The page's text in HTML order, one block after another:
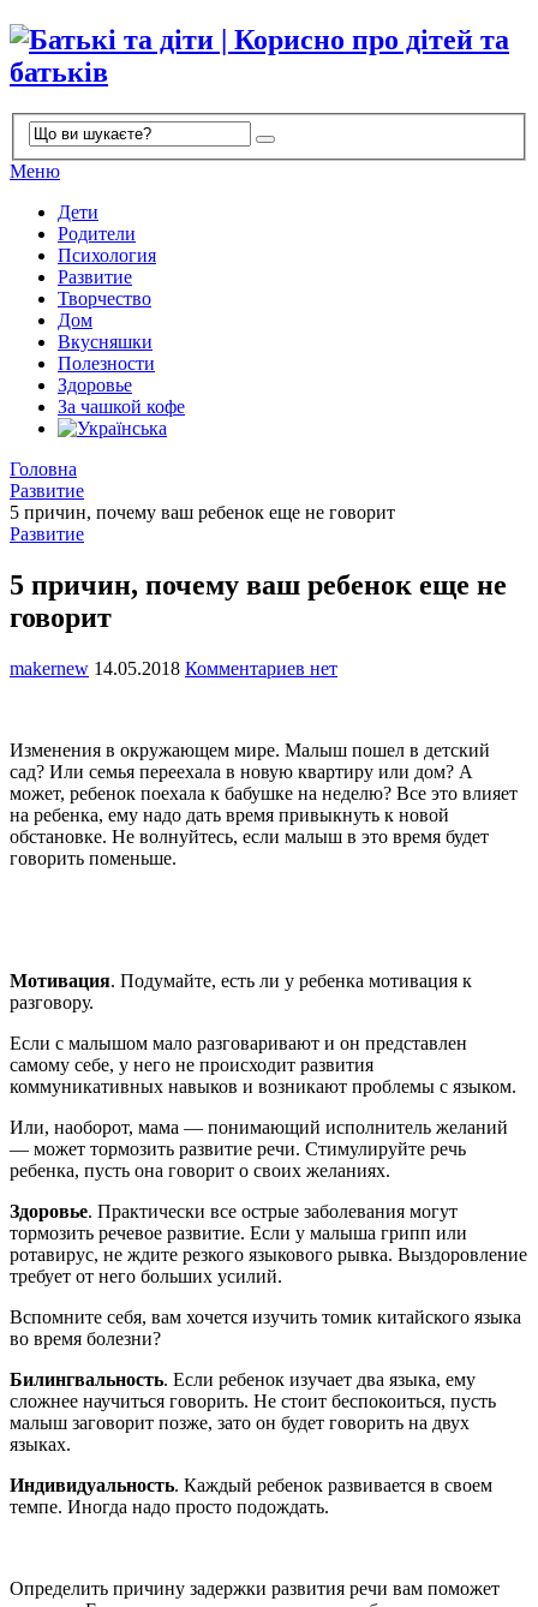
Меню
Дети
Родители
Психология
Развитие
Творчество
Дом
Вкусняшки
Полезности
Здоровье
За чашкой кофе
Головна
Развитие
5 причин, почему ваш ребенок еще не говорит
Развитие
5 причин, почему ваш ребенок еще не
говорит
makernew 14.05.2018 Комментариев нет
Изменения в окружающем мире. Малыш пошел в детский
сад? Или семья переехала в новую квартиру или дом? А
может, ребенок поехала к бабушке на неделю? Все это влияет
на ребенка, ему надо дать время привыкнуть к новой
обстановке. Не волнуйтесь, если малыш в это время будет
говорить поменьше.
Мотивация. Подумайте, есть ли у ребенка мотивация к
разговору.
Если с малышом мало разговаривают и он представлен
самому себе, у него не происходит развития
коммуникативных навыков и возникают проблемы с языком.
Или, наоборот, мама — понимающий исполнитель желаний
— может тормозить развитие речи. Стимулируйте речь
ребенка, пусть она говорит о своих желаниях.
Здоровье. Практически все острые заболевания могут
тормозить речевое развитие. Если у малыша грипп или
ротавирус, не ждите резкого языкового рывка. Выздоровление
требует от него больших усилий.
Вспомните себя, вам хочется изучить томик китайского языка
во время болезни?
Билингвальность. Если ребенок изучает два языка, ему
сложнее научиться говорить. Не стоит беспокоиться, пусть
малыш заговорит позже, зато он будет говорить на двух
языках.
Индивидуальность. Каждый ребенок развивается в своем
темпе. Иногда надо просто подождать.
Определить причину задержки развития речи вам поможет